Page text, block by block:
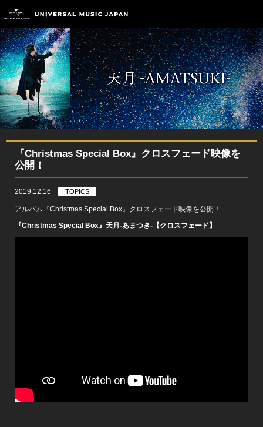
『Christmas Special Box』クロスフェード映像を
公開！
2019.12.16 TOPICS
アルバム『Christmas Special Box』クロスフェード映像を公開！
『Christmas Special Box』天月-あまつき-【クロスフェード】